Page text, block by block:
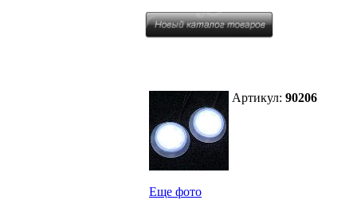
Еще фото
Артикул: 90206